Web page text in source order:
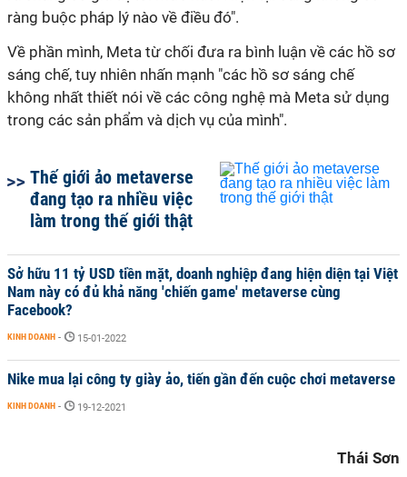
ràng buộc pháp lý nào về điều đó".
Về phần mình, Meta từ chối đưa ra bình luận về các hồ sơ
sáng chế, tuy nhiên nhấn mạnh "các hồ sơ sáng chế
không nhất thiết nói về các công nghệ mà Meta sử dụng
trong các sản phẩm và dịch vụ của mình".
Thế giới ảo metaverse
đang tạo ra nhiều việc
làm trong thế giới thật
Sở hữu 11 tỷ USD tiền mặt, doanh nghiệp đang hiện diện tại Việt
Nam này có đủ khả năng 'chiến game' metaverse cùng
Facebook?
KINH DOANH - 15-01-2022
Nike mua lại công ty giày ảo, tiến gần đến cuộc chơi metaverse
KINH DOANH - 19-12-2021
Thái Sơn